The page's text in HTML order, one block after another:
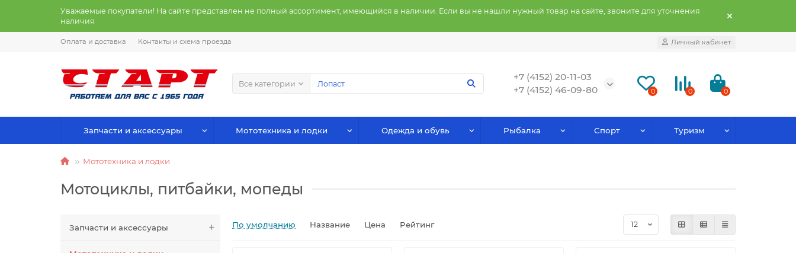
Уважаемые покупатели! На сайте представлен не полный ассортимент, имеющийся в наличии. Если вы не нашли нужный товар на сайте, звоните для уточнения
наличия
Оплата и доставка Контакты и схема проезда Личный кабинет
Все категории
+7 (4152) 20-11-03
+7 (4152) 46-09-80
0 0 0
Запчасти и аксессуары Мототехника и лодки Одежда и обувь Рыбалка Спорт Туризм
Мототехника и лодки
Мотоциклы, питбайки, мопеды
Запчасти и аксессуары По умолчанию Название Цена Рейтинг